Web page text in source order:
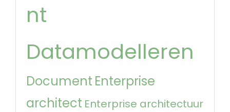
nt
Datamodelleren
Document Enterprise
architect Enterprise architectuur